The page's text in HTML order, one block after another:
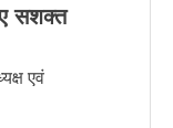
सशक्त
एवं